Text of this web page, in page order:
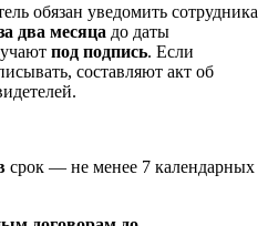
обязан уведомить сотрудника
два месяца до даты
под подпись. Если
составляют акт об
срок — не менее 7 календарных